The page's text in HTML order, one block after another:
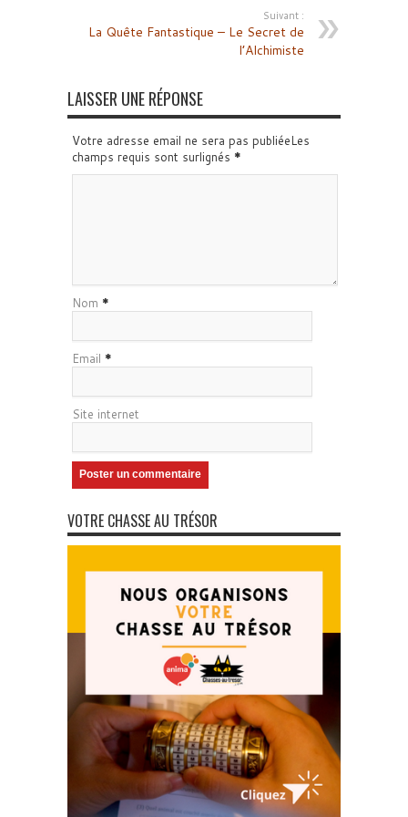
Suivant :
La Quête Fantastique – Le Secret de
l’Alchimiste
LAISSER UNE RÉPONSE
Votre adresse email ne sera pas publiéeLes
champs requis sont surlignés *
Nom *
Email *
Site internet
VOTRE CHASSE AU TRÉSOR